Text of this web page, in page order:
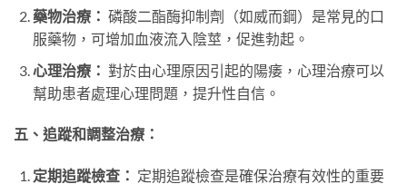
藥物治療： 磷酸二酯酶抑制劑（如威而鋼）是常見的口
服藥物，可增加血液流入陰莖，促進勃起。
心理治療： 對於由心理原因引起的陽痿，心理治療可以
幫助患者處理心理問題，提升性自信。
五、追蹤和調整治療：
定期追蹤檢查： 定期追蹤檢查是確保治療有效性的重要